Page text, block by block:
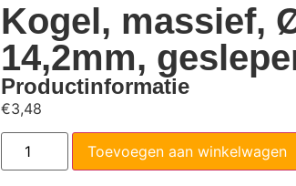
Kogel, massief,
14,2mm,
Productinformatie
€3,48
Toevoegen aan winkelwagen